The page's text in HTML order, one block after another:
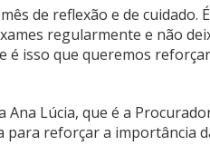
de reflexão e de cuidado.
regularmente e não
é isso que queremos
Ana Lúcia, que é a
reforçar a importância